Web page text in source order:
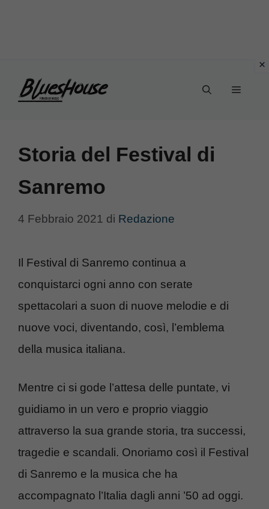
Menu
Storia del Festival di
Sanremo
4 Febbraio 2021 di Redazione
Il Festival di Sanremo continua a
conquistarci ogni anno con serate
spettacolari a suon di nuove melodie e di
nuove voci, diventando, così, l’emblema
della musica italiana.
Mentre ci si gode l’attesa delle puntate, vi
guidiamo in un vero e proprio viaggio
attraverso la sua grande storia, tra successi,
tragedie e scandali. Onoriamo così il Festival
di Sanremo e la musica che ha
accompagnato l’Italia dagli anni ’50 ad oggi.